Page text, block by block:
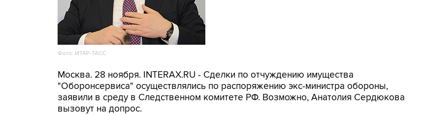
Фото: ИТАР-ТАСС
Москва. 28 ноября. INTERAX.RU - Сделки по отчуждению имущества
"Оборонсервиса" осуществлялись по распоряжению экс-министра обороны,
заявили в среду в Следственном комитете РФ. Возможно, Анатолия Сердюкова
вызовут на допрос.